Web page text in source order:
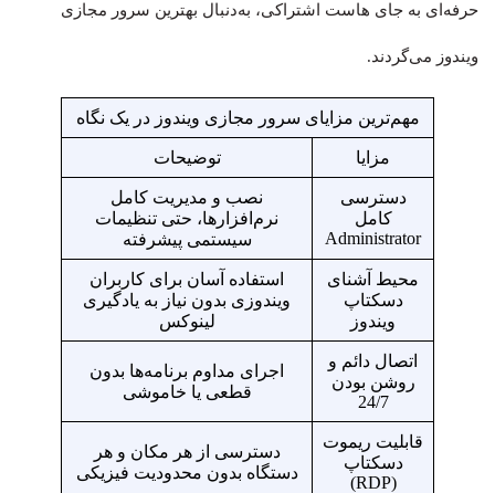
حرفه‌ای به جای هاست اشتراکی، به‌دنبال بهترین سرور مجازی
ویندوز می‌گردند.
مهم‌ترین مزایای سرور مجازی ویندوز در یک نگاه
مزایا توضیحات
دسترسی
کامل
Administrator
نصب و مدیریت کامل
نرم‌افزارها، حتی تنظیمات
سیستمی پیشرفته
محیط آشنای
دسکتاپ
ویندوز
استفاده آسان برای کاربران
ویندوزی بدون نیاز به یادگیری
لینوکس
اتصال دائم و
روشن بودن
24/7
اجرای مداوم برنامه‌ها بدون
قطعی یا خاموشی
قابلیت ریموت
دسکتاپ
(RDP)
دسترسی از هر مکان و هر
دستگاه بدون محدودیت فیزیکی